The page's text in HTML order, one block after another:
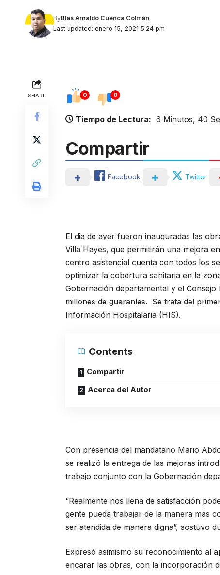
Last updated: enero 15, 2021 5:24 pm
ByBlas Arnaldo Cuenca Colmán
SHARE 0 0
Tiempo de Lectura: 6 Minutos, 40
Compartir
Facebook Twitter
El dia de ayer fueron inauguradas las
Villa Hayes, que permitirán una mejora
centro asistencial cuenta con todos los
optimizar la cobertura sanitaria en la
Gobernación departamental y el
millones de guaraníes. Se trata del
Información Hospitalaria (HIS).
Contents
Compartir
Acerca del Autor
Con presencia del mandatario Mario
se realizó la entrega de las mejoras
trabajo conjunto con la Gobernación
“Realmente nos llena de satisfacción
gente pueda trabajar de la manera más
ser atendida de manera digna”, sostuvo
Expresó asimismo su reconocimiento al
encarar las obras, con la incorporación